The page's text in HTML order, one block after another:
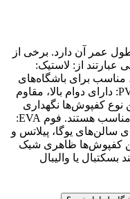
عمر آن دارد. برخی از
عبارتند از: لاستیک:
برای باشگاه‌های
وزنه‌برداری و سالن‌های چندمنظوره. PVC: دارای دوام بالا، مقاوم
نوع کفپوش‌ها نگهداری
آسانی دارند و برای باشگاه‌های عمومی مناسب هستند. فوم EVA:
سالن‌های یوگا، پیلاتس و
کفپوش‌ها ظاهری شیک
یا والیبال